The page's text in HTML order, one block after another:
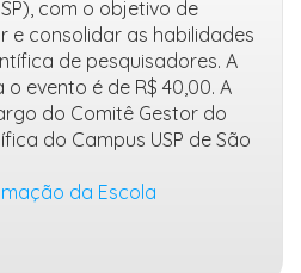
com o objetivo de
e consolidar as habilidades
de pesquisadores. A
evento é de R$ 40,00. A
do Comitê Gestor do
do Campus USP de São
da Escola